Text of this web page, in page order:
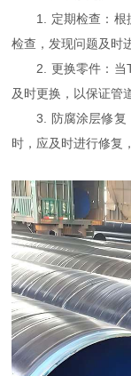
1. 定期检查：根
检查，发现问题及时
2. 更换零件：当
及时更换，以保证管
3. 防腐涂层修复
时，应及时进行修复